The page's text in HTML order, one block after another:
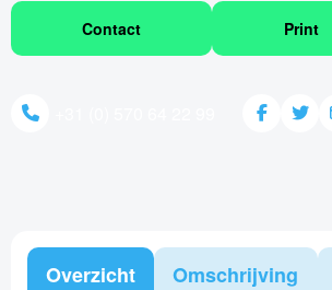
Contact Print
Overzicht Omschrijving